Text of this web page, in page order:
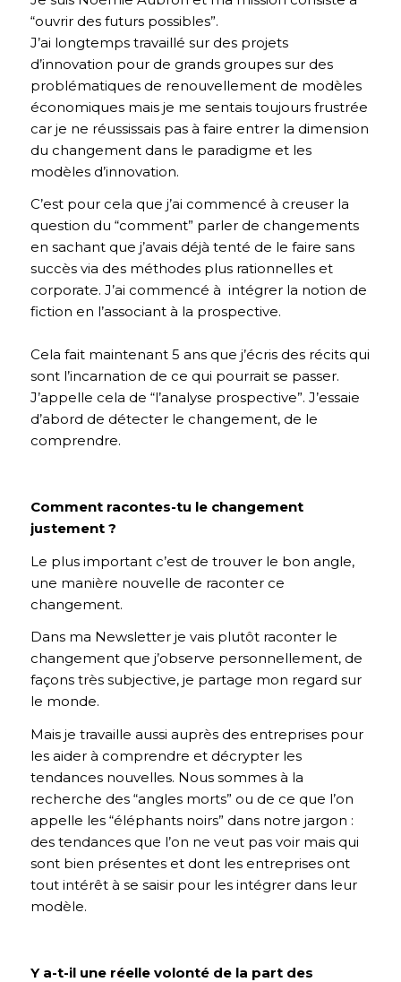
“ouvrir des futurs possibles”.
J’ai longtemps travaillé sur des projets
d’innovation pour de grands groupes sur des
problématiques de renouvellement de modèles
économiques mais je me sentais toujours frustrée
car je ne réussissais pas à faire entrer la dimension
du changement dans le paradigme et les
modèles d’innovation.
C’est pour cela que j’ai commencé à creuser la
question du “comment” parler de changements
en sachant que j’avais déjà tenté de le faire sans
succès via des méthodes plus rationnelles et
corporate. J’ai commencé à intégrer la notion de
fiction en l’associant à la prospective.
Cela fait maintenant 5 ans que j’écris des récits qui
sont l’incarnation de ce qui pourrait se passer.
J’appelle cela de “l’analyse prospective”. J’essaie
d’abord de détecter le changement, de le
comprendre.
Comment racontes-tu le changement
justement ?
Le plus important c’est de trouver le bon angle,
une manière nouvelle de raconter ce
changement.
Dans ma Newsletter je vais plutôt raconter le
changement que j’observe personnellement, de
façons très subjective, je partage mon regard sur
le monde.
Mais je travaille aussi auprès des entreprises pour
les aider à comprendre et décrypter les
tendances nouvelles. Nous sommes à la
recherche des “angles morts” ou de ce que l’on
appelle les “éléphants noirs” dans notre jargon :
des tendances que l’on ne veut pas voir mais qui
sont bien présentes et dont les entreprises ont
tout intérêt à se saisir pour les intégrer dans leur
modèle.
Y a-t-il une réelle volonté de la part des